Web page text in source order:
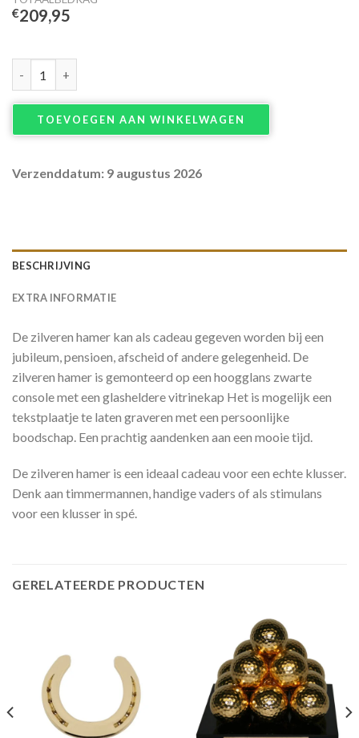
€209,95
TOEVOEGEN AAN WINKELWAGEN
Verzenddatum: 9 augustus 2026
BESCHRIJVING
EXTRA INFORMATIE
De zilveren hamer kan als cadeau gegeven worden bij een
jubileum, pensioen, afscheid of andere gelegenheid. De
zilveren hamer is gemonteerd op een hoogglans zwarte
console met een glasheldere vitrinekap Het is mogelijk een
tekstplaatje te laten graveren met een persoonlijke
boodschap. Een prachtig aandenken aan een mooie tijd.
De zilveren hamer is een ideaal cadeau voor een echte klusser.
Denk aan timmermannen, handige vaders of als stimulans
voor een klusser in spé.
GERELATEERDE PRODUCTEN